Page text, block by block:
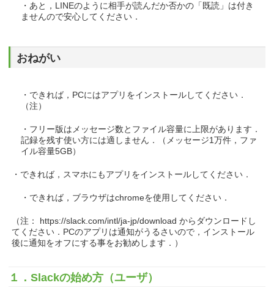
・あと，LINEのように相手が読んだか否かの「既読」は付き
ませんので安心してください．
おねがい
・できれば，PCにはアプリをインストールしてください．
（注）
・フリー版はメッセージ数とファイル容量に上限があります．
記録を残す使い方には適しません．（メッセージ1万件，ファ
イル容量5GB）
・できれば，スマホにもアプリをインストールしてください．
・できれば，ブラウザはchromeを使用してください．
（注： https://slack.com/intl/ja-jp/download からダウンロードし
てください．PCのアプリは通知がうるさいので，インストール
後に通知をオフにする事をお勧めします．）
１．Slackの始め方（ユーザ）